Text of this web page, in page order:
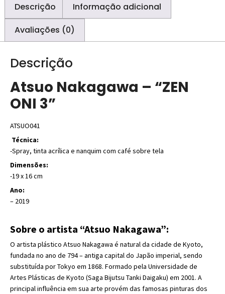
Descrição Informação adicional
Avaliações (0)
Descrição
Atsuo Nakagawa – “ZEN
ONI 3”
ATSUO041
Técnica:
-Spray, tinta acrílica e nanquim com café sobre tela
Dimensões:
-19 x 16 cm
Ano:
– 2019
Sobre o artista “Atsuo Nakagawa”:
O artista plástico Atsuo Nakagawa é natural da cidade de Kyoto,
fundada no ano de 794 – antiga capital do Japão imperial, sendo
substituída por Tokyo em 1868. Formado pela Universidade de
Artes Plásticas de Kyoto (Saga Bijutsu Tanki Daigaku) em 2001. A
principal influência em sua arte provém das famosas pinturas dos